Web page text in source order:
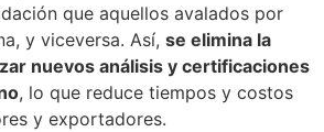
que aquellos avalados por
y viceversa. Así, se elimina la
nuevos análisis y certificaciones
, lo que reduce tiempos y costos
y exportadores.